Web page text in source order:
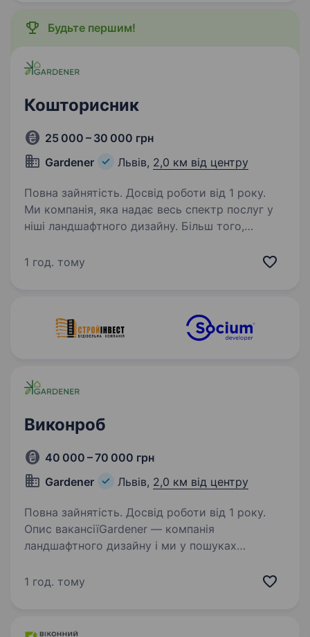
Будьте першим!
Кошторисник
25 000 – 30 000 грн
Gardener
Львів, 2,0 км від центру
Повна зайнятість. Досвід роботи від 1 року.
Ми компанія, яка надає весь спектр послуг у
ніші ландшафтного дизайну. Більш того,
які цінують системний підхід у роботі. Наші
1 год. тому
Виконроб
40 000 – 70 000 грн
Gardener
Львів, 2,0 км від центру
Повна зайнятість. Досвід роботи від 1 року.
Опис вакансіїGardener — компанія
ландшафтного дизайну і ми у пошуках
ландшафтних об'єктів). Наш сайт:
1 год. тому